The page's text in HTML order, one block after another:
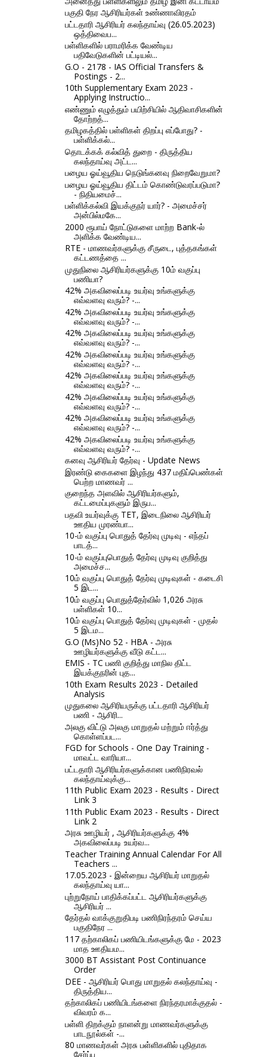
பகுதி நேர ஆசிரியர்கள் உண்ணாவிரதம்
பட்டதாரி ஆசிரியர் கலந்தாய்வு (26.05.2023)
ஒத்திவைப...
பள்ளிகளில் பராமரிக்க வேண்டிய
பதிவேடுகளின் பட்டியல்...
G.O - 2178 - IAS Official Transfers &
Postings - 2...
10th Supplementary Exam 2023 -
Applying Instructio...
எண்ணும் எழுத்தும் பயிற்சியில் ஆதிவாசிகளின்
தோற்றத்...
தமிழகத்தில் பள்ளிகள் திறப்பு எப்போது? -
பள்ளிக்கல்...
தொடக்கக் கல்வித் துறை - திருத்திய
கலந்தாய்வு அட்ட...
பழைய ஓய்வூதிய நெடுங்கனவு நிறைவேறுமா?
பழைய ஓய்வூதிய திட்டம் கொண்டுவரப்படுமா?
- நிதியமைச்...
பள்ளிக்கல்வி இயக்குநர் யார்? - அமைச்சர்
அன்பில்மகே...
2000 ரூபாய் நோட்டுகளை மாற்ற Bank-ல்
அளிக்க வேண்டிய...
RTE - மாணவர்களுக்கு சீருடை, புத்தகங்கள்
கட்டணத்தை ...
முதுநிலை ஆசிரியர்களுக்கு 10ம் வகுப்பு
பணியா?
42% அகவிலைப்படி உயர்வு உங்களுக்கு
எவ்வளவு வரும்? -...
42% அகவிலைப்படி உயர்வு உங்களுக்கு
எவ்வளவு வரும்? -...
42% அகவிலைப்படி உயர்வு உங்களுக்கு
எவ்வளவு வரும்? -...
42% அகவிலைப்படி உயர்வு உங்களுக்கு
எவ்வளவு வரும்? -...
42% அகவிலைப்படி உயர்வு உங்களுக்கு
எவ்வளவு வரும்? -...
42% அகவிலைப்படி உயர்வு உங்களுக்கு
எவ்வளவு வரும்? -...
42% அகவிலைப்படி உயர்வு உங்களுக்கு
எவ்வளவு வரும்? -...
42% அகவிலைப்படி உயர்வு உங்களுக்கு
எவ்வளவு வரும்? -...
கனவு ஆசிரியர் தேர்வு - Update News
இரண்டு கைகளை இழந்து 437 மதிப்பெண்கள்
பெற்ற மாணவர் ...
குறைந்த அளவில் ஆசிரியர்களும்,
கட்டமைப்புகளும் இருப...
பதவி உயர்வுக்கு TET, இடைநிலை ஆசிரியர்
ஊதிய முரண்பா...
10-ம் வகுப்பு பொதுத் தேர்வு முடிவு - எந்தப்
பாடத்...
10-ம் வகுப்புபொதுத் தேர்வு முடிவு குறித்து
அமைச்ச...
10ம் வகுப்பு பொதுத் தேர்வு முடிவுகள் - கடைசி
5 இட...
10ம் வகுப்பு பொதுத்தேர்வில் 1,026 அரசு
பள்ளிகள் 10...
10ம் வகுப்பு பொதுத் தேர்வு முடிவுகள் - முதல்
5 இடம...
G.O (Ms)No 52 - HBA - அரசு
ஊழியர்களுக்கு வீடு கட்ட...
EMIS - TC பணி குறித்து மாநில திட்ட
இயக்குநரின் புத...
10th Exam Results 2023 - Detailed
Analysis
முதுகலை ஆசிரியருக்கு பட்டதாரி ஆசிரியர்
பணி - ஆசிரி...
அலகு விட்டு அலகு மாறுதல் மற்றும் ஈர்த்து
கொள்ளப்பட...
FGD for Schools - One Day Training -
மாவட்ட வாரியா...
பட்டதாரி ஆசிரியர்களுக்கான பணிநிரவல்
கலந்தாய்வுக்கு...
11th Public Exam 2023 - Results - Direct
Link 3
11th Public Exam 2023 - Results - Direct
Link 2
அரசு ஊழியர் , ஆசிரியர்களுக்கு 4%
அகவிலைப்படி உயர்வ...
Teacher Training Annual Calendar For All
Teachers ...
17.05.2023 - இன்றைய ஆசிரியர் மாறுதல்
கலந்தாய்வு யா...
புற்றுநோய் பாதிக்கப்பட்ட ஆசிரியர்களுக்கு
ஆசிரியர் ...
தேர்தல் வாக்குறுதிபடி பணிநிரந்தரம் செய்ய
பகுதிநேர ...
117 தற்காலிகப் பணியிடங்களுக்கு மே - 2023
மாத ஊதியம...
3000 BT Assistant Post Continuance
Order
DEE - ஆசிரியர் பொது மாறுதல் கலந்தாய்வு -
திருத்திய...
தற்காலிகப் பணியிடங்களை நிரந்தரமாக்குதல் -
விவரம் க...
பள்ளி திறக்கும் நாளன்று மாணவர்களுக்கு
பாடநூல்கள் -...
80 மாணவர்கள் அரசு பள்ளிகளில் புதிதாக
சேர்ப்பு